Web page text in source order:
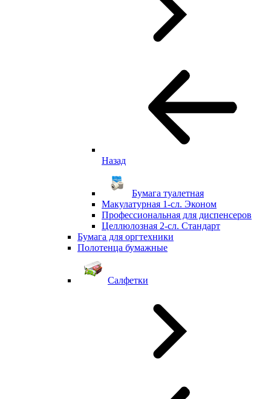
Назад
Бумага туалетная
Макулатурная 1-сл. Эконом
Профессиональная для диспенсеров
Целлюлозная 2-сл. Стандарт
Бумага для оргтехники
Полотенца бумажные
Салфетки